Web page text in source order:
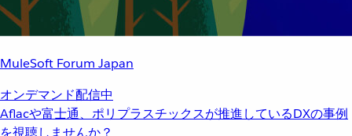
MuleSoft Forum Japan
オンデマンド配信中
Aflacや富士通、ポリプラスチックスが推進しているDXの事例
を視聴しませんか？